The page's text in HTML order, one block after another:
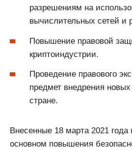
разрешениям на
вычислительных сетей и
Повышение правовой
криптоиндустрии.
Проведение правового
предмет внедрения
стране.
Внесенные 18 марта 2021 года
основном повышения